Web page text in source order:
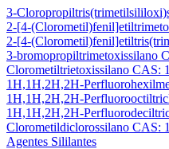
3-
2-[4-
2-[4-
3-bromopropiltrimetoxissilano
Clorometiltrietoxissilano CAS:
1H,1H,2H,2H-
1H,1H,2H,2H-
1H,1H,2H,2H-
Clorometildiclorossilano CAS:
Agentes Sililantes